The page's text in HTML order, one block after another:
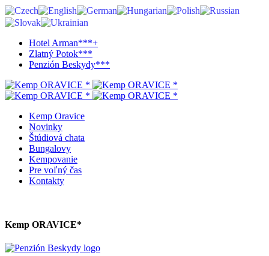
Hotel Arman***+
Zlatný Potok***
Penzión Beskydy***
Kemp Oravice
Novinky
Štúdiová chata
Bungalovy
Kempovanie
Pre voľný čas
Kontakty
Kemp ORAVICE*